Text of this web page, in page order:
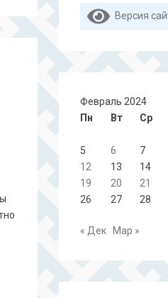
Версия
Февраль 2024
Пн
Вт Ср
5
6 7
12
13 14
19
20 21
26
27 28
« Дек Мар »